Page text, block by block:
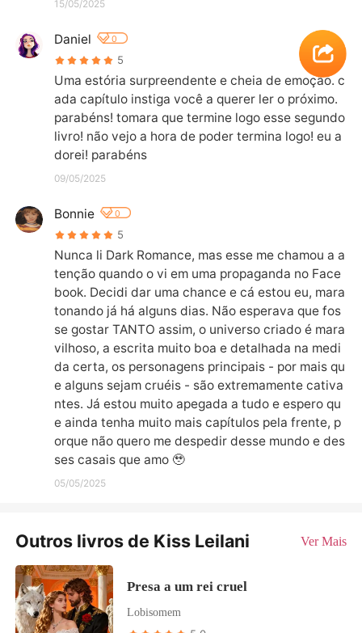
15/05/2025
Daniel 0
5
Uma estória surpreendente e cheia de emoção. c
ada capítulo instiga você a querer ler o próximo.
parabéns! tomara que termine logo esse segundo
livro! não vejo a hora de poder termina logo! eu a
dorei! parabéns
09/05/2025
Bonnie 0
5
Nunca li Dark Romance, mas esse me chamou a a
tenção quando o vi em uma propaganda no Face
book. Decidi dar uma chance e cá estou eu, mara
tonando já há alguns dias. Não esperava que fos
se gostar TANTO assim, o universo criado é mara
vilhoso, a escrita muito boa e detalhada na medi
da certa, os personagens principais - por mais qu
e alguns sejam cruéis - são extremamente cativa
ntes. Já estou muito apegada a tudo e espero qu
e ainda tenha muito mais capítulos pela frente, p
orque não quero me despedir desse mundo e des
ses casais que amo 🥹
05/05/2025
Outros livros de Kiss Leilani Ver Mais
Presa a um rei cruel
Lobisomem